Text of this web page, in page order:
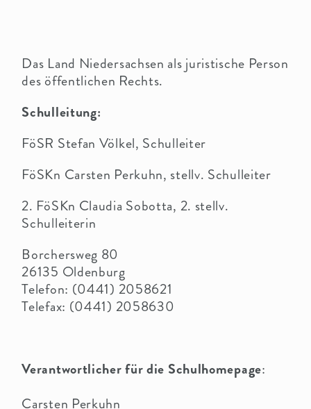
Das Land Niedersachsen als juristische Person
des öffentlichen Rechts.
Schulleitung:
FöSR Stefan Völkel, Schulleiter
FöSKn Carsten Perkuhn, stellv. Schulleiter
2. FöSKn Claudia Sobotta, 2. stellv.
Schulleiterin
Borchersweg 80
26135 Oldenburg
Telefon: (0441) 2058621
Telefax: (0441) 2058630
Verantwortlicher für die Schulhomepage:
Carsten Perkuhn